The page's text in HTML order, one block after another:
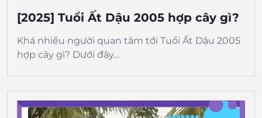
[2025] Tuổi Ất Dậu 2005 hợp cây gì?
Khá nhiều người quan tâm tới Tuổi Ất Dậu 2005
hợp cây gì? Dưới đây…